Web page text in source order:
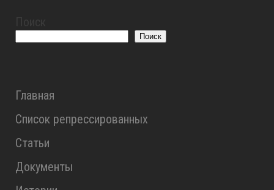
Поиск
Главная
Список репрессированных
Статьи
Документы